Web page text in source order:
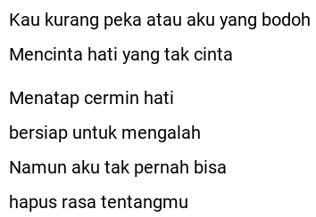
Kau kurang peka atau aku yang bodoh
Mencinta hati yang tak cinta
Menatap cermin hati
bersiap untuk mengalah
Namun aku tak pernah bisa
hapus rasa tentangmu